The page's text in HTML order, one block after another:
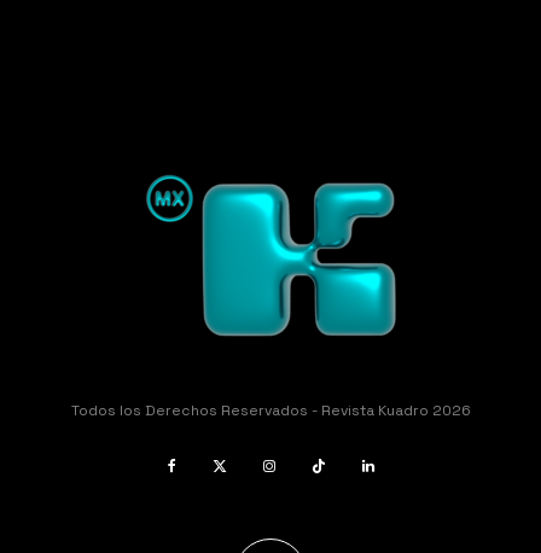
Todos los Derechos Reservados - Revista Kuadro 2026